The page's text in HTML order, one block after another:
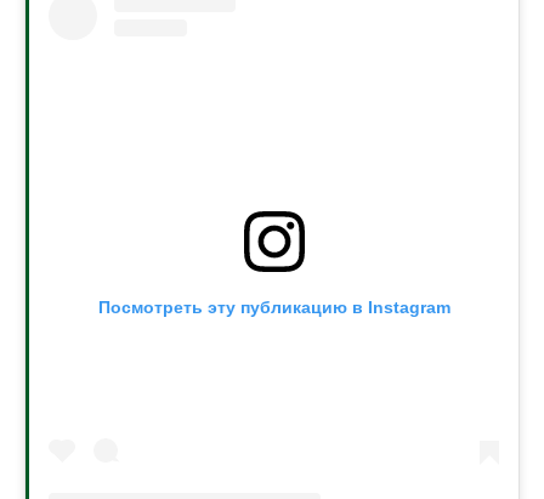
Посмотреть эту публикацию в Instagram